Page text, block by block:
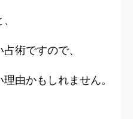
術ですので、
由かもしれません。